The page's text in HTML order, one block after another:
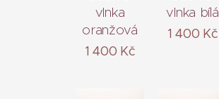
vlnka
oranžová
1 400 Kč
vlnka bílá
1 400 Kč